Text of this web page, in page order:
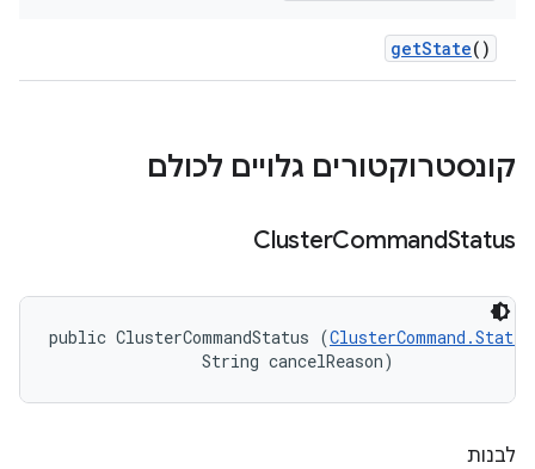
getState()
קונסטרוקטורים גלויים לכולם
ClusterCommandStatus
public ClusterCommandStatus (ClusterCommand.State
                String cancelReason)
לבנות